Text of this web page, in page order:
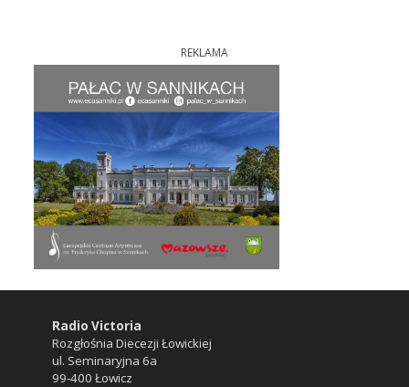
REKLAMA
Radio Victoria
Rozgłośnia Diecezji Łowickiej
ul. Seminaryjna 6a
99-400 Łowicz